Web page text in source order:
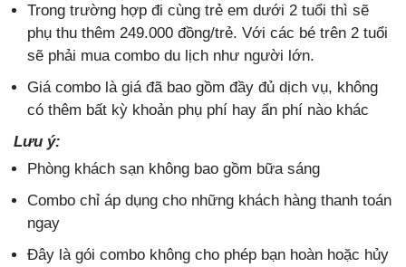
Trong trường hợp đi cùng trẻ em dưới 2 tuổi thì sẽ
phụ thu thêm 249.000 đồng/trẻ. Với các bé trên 2 tuổi
sẽ phải mua combo du lịch như người lớn.
Giá combo là giá đã bao gồm đầy đủ dịch vụ, không
có thêm bất kỳ khoản phụ phí hay ẩn phí nào khác
Lưu ý:
Phòng khách sạn không bao gồm bữa sáng
Combo chỉ áp dụng cho những khách hàng thanh toán
ngay
Đây là gói combo không cho phép bạn hoàn hoặc hủy